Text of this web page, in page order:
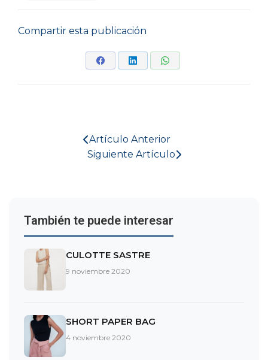
Compartir esta publicación
Artículo Anterior
Siguiente Artículo
También te puede interesar
CULOTTE SASTRE
9 noviembre 2020
SHORT PAPER BAG
4 noviembre 2020